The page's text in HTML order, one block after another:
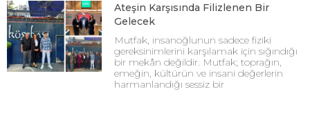
Ateşin Karşısında Filizlenen Bir
Gelecek
Mutfak, insanoğlunun sadece fiziki
gereksinimlerini karşılamak için sığındığı
bir mekân değildir. Mutfak; toprağın,
emeğin, kültürün ve insani değerlerin
harmanlandığı sessiz bir